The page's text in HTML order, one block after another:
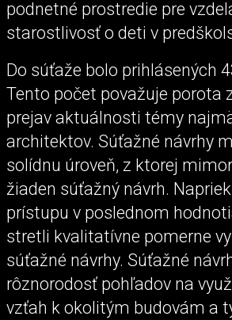
podnetné prostredie pre
starostlivosť o deti v
Do súťaže bolo prihlásených
Tento počet považuje porota
prejav aktuálnosti témy
architektov. Súťažné návrhy
solídnu úroveň, z ktorej
žiaden súťažný návrh.
prístupu v poslednom
stretli kvalitatívne pomerne
súťažné návrhy. Súťažné
rôznorodosť pohľadov na
vzťah k okolitým budovám a